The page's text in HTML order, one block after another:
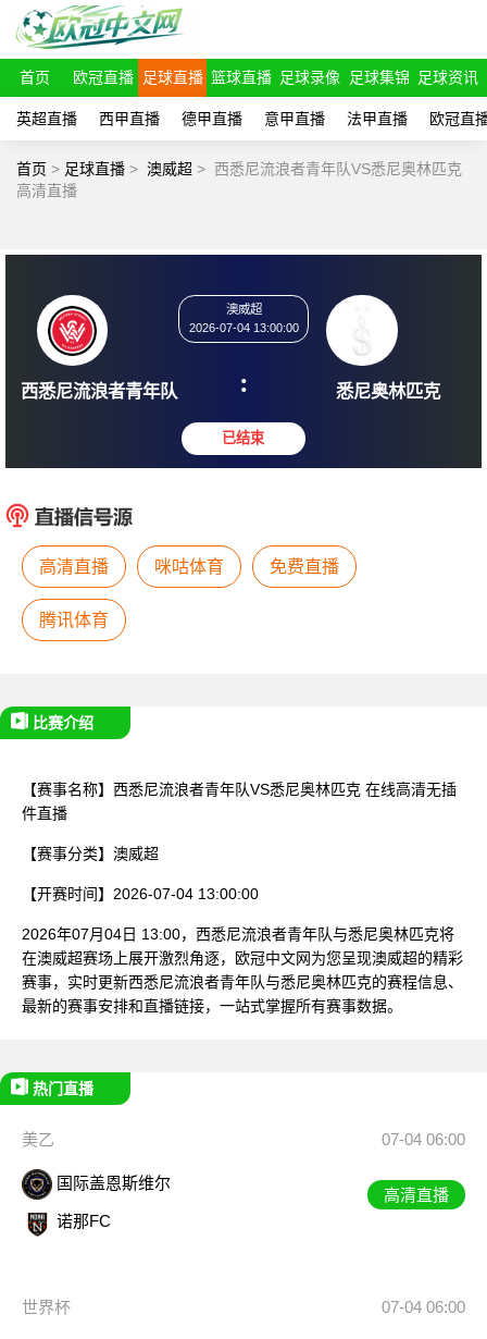
首页 欧冠直播 足球直播 篮球直播 足球录像 足球集锦 足球资讯
英超直播 西甲直播 德甲直播 意甲直播 法甲直播 欧冠直
首页 > 足球直播 > 澳威超 > 西悉尼流浪者青年队VS悉尼奥林匹克
高清直播
2026-07-04 13:00:00
:
高清直播 咪咕体育 免费直播
腾讯体育
比赛介绍
【赛事名称】 西悉尼流浪者青年队VS悉尼奥林匹克 在线高清无插
件直播
【赛事分类】 澳威超
【开赛时间】 2026-07-04 13:00:00
2026年07月04日 13:00，西悉尼流浪者青年队与悉尼奥林匹克将
在澳威超赛场上展开激烈角逐，欧冠中文网为您呈现澳威超的精彩
赛事，实时更新西悉尼流浪者青年队与悉尼奥林匹克的赛程信息、
最新的赛事安排和直播链接，一站式掌握所有赛事数据。
热门直播
美乙 07-04 06:00
国际盖恩斯维尔
诺那FC
高清直播
世界杯 07-04 06:00